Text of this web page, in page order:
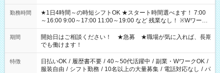
勤務時間
★1日4時間～の時短シフトOK ★スタート時間選べます！ 7:00
～16:00 9:00～17:00 11:00～19:00 など 残業なし！ ※Wワーク
の場合、他のお仕事と合わせ週40時間超の就業はご案内できま
せん ※法令に基づき、週20時間以上勤務は社会保険への加入対
象となります ※労働者派遣法（日雇い派遣の原則禁止）によ
り、短時間・短期間の就業はご案内が難しい場合があります
期間
開始日はご相談ください！ ★急募 ★職場が気に入れば、長期
でも働けます！
特徴 日払いOK / 履歴書不要 / 40～50代活躍中 / 副業・WワークOK /
服装自由 / シフト勤務 / 10名以上の大量募集 / 電話対応なし / パ